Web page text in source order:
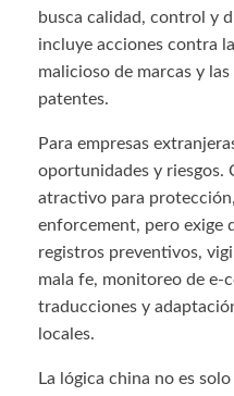
busca calidad, control y
incluye acciones contra
malicioso de marcas y
patentes.
Para empresas
oportunidades y riesgos.
atractivo para
enforcement, pero exige
registros preventivos,
mala fe, monitoreo de e-
traducciones y
locales.
La lógica china no es